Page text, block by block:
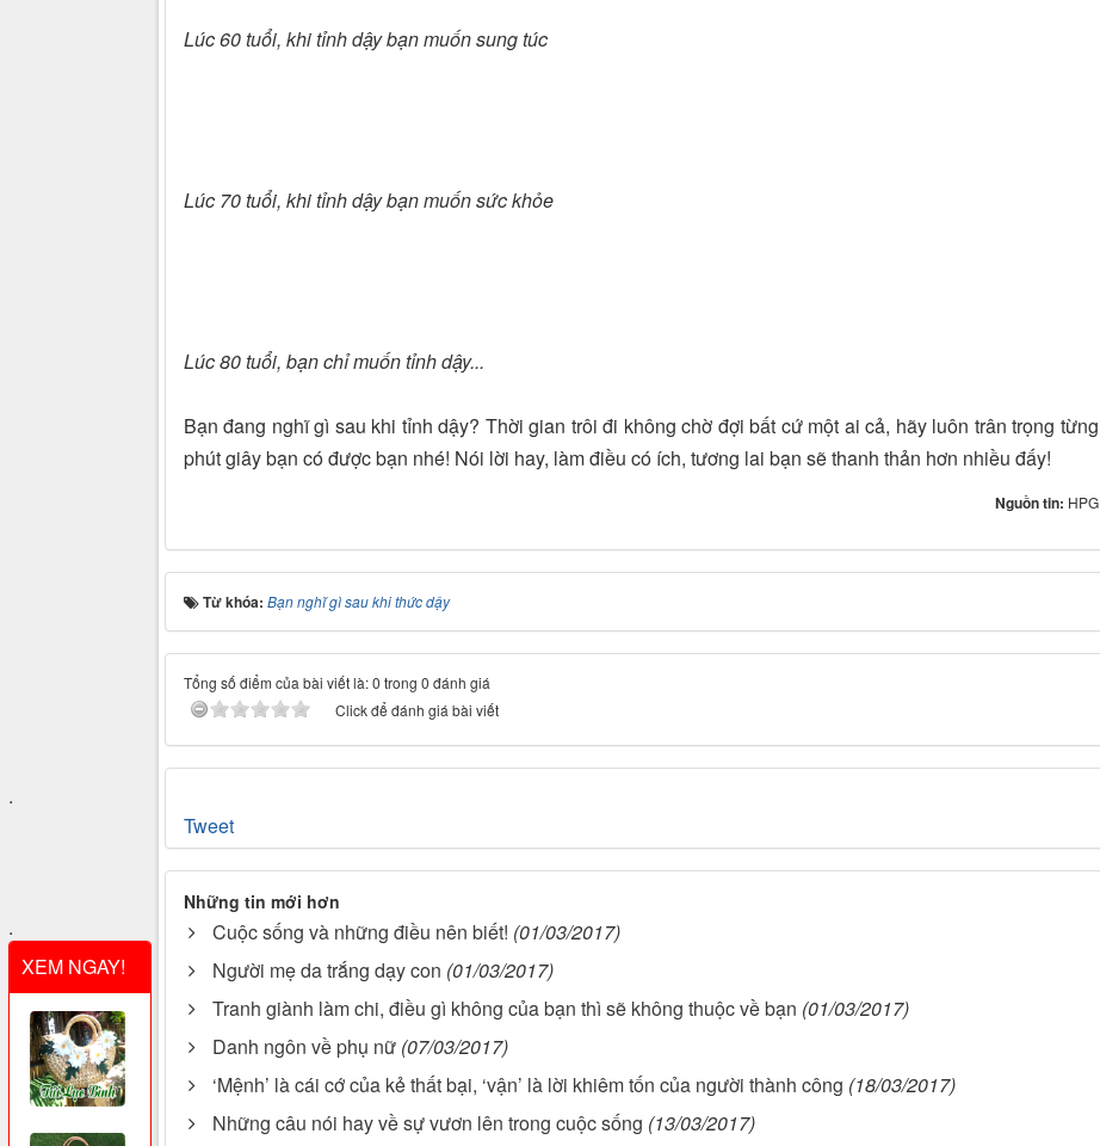
Lúc 60 tuổi, khi tỉnh dậy bạn muốn sung túc
Lúc 70 tuổi, khi tỉnh dậy bạn muốn sức khỏe
Lúc 80 tuổi, bạn chỉ muốn tỉnh dậy...
Bạn đang nghĩ gì sau khi tỉnh dậy? Thời gian trôi đi không chờ đợi bất cứ một ai cả, hãy luôn trân trọng từng
phút giây bạn có được bạn nhé! Nói lời hay, làm điều có ích, tương lai bạn sẽ thanh thản hơn nhiều đấy!
Nguồn tin: HPG
Từ khóa: Bạn nghĩ gì sau khi thức dậy
Tổng số điểm của bài viết là: 0 trong 0 đánh giá
Click để đánh giá bài viết
Tweet
Những tin mới hơn
Cuộc sống và những điều nên biết! (01/03/2017)
Người mẹ da trắng dạy con (01/03/2017)
Tranh giành làm chi, điều gì không của bạn thì sẽ không thuộc về bạn (01/03/2017)
Danh ngôn về phụ nữ (07/03/2017)
‘Mệnh’ là cái cớ của kẻ thất bại, ‘vận’ là lời khiêm tốn của người thành công (18/03/2017)
Những câu nói hay về sự vươn lên trong cuộc sống (13/03/2017)
.
.
XEM NGAY!